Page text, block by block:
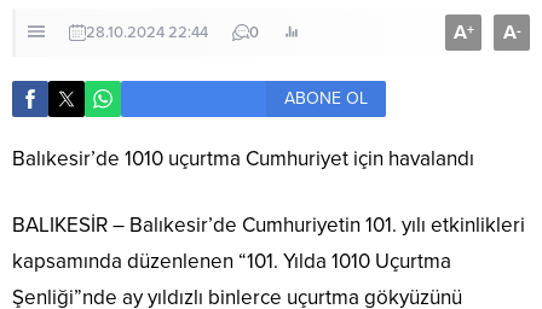
28.10.2024 22:44 0 A+ A-
ABONE OL
Balıkesir’de 1010 uçurtma Cumhuriyet için havalandı
BALIKESİR – Balıkesir’de Cumhuriyetin 101. yılı etkinlikleri
kapsamında düzenlenen “101. Yılda 1010 Uçurtma
Şenliği”nde ay yıldızlı binlerce uçurtma gökyüzünü